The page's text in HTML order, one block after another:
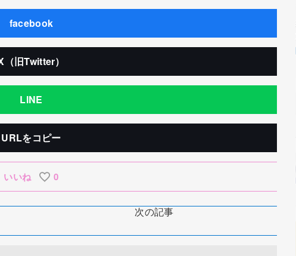
facebook
（旧Twitter）
LINE
URLをコピー
いいね 0
次の記事